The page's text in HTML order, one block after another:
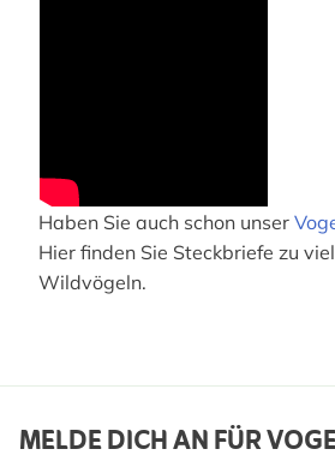
Haben Sie auch schon unser
Hier finden Sie Steckbriefe zu
Wildvögeln.
MELDE DICH AN FÜR